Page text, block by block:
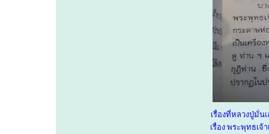
เรื่องที่หลวงปู่มั่น
เรื่อง พระพุทธเ